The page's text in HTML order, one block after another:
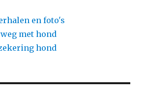
en foto's
met hond
hond